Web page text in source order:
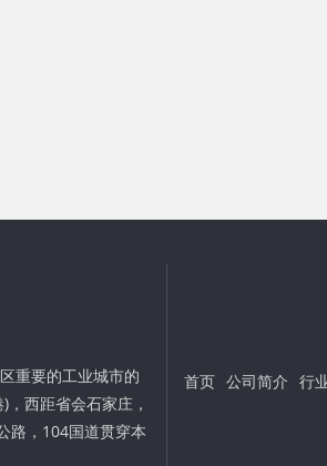
重要的工业城市的
西距省会石家庄，
路，104国道贯穿本
首页 公司简介 行